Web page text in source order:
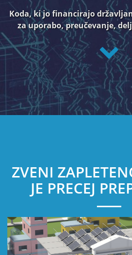
Koda, ki jo financirajo
za uporabo, preučevanje,
ZVENI
JE PRECEJ